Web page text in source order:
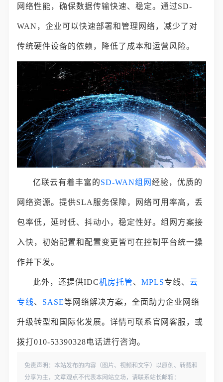
网络性能，确保数据传输快速、稳定。通过SD-
WAN，企业可以快速部署和管理网络，减少了对
传统硬件设备的依赖，降低了成本和运营风险。
亿联云有着丰富的SD-WAN组网经验，优质的
网络资源。提供SLA服务保障，网络可用率高，丢
包率低，延时低、抖动小，稳定性好。组网方案接
入快，初始配置和配置变更皆可在控制平台统一操
作并下发。
此外，还提供IDC机房托管、MPLS专线、云
专线、 SASE等网络解决方案，全面助力企业网络
升级转型和国际化发展。详情可联系官网客服，或
拨打010-53390328电话进行咨询。
免责声明：本站发布的内容（图片、视频和文字）以原创、转载和
分享为主，文章观点不代表本网站立场，请联系站长邮箱：